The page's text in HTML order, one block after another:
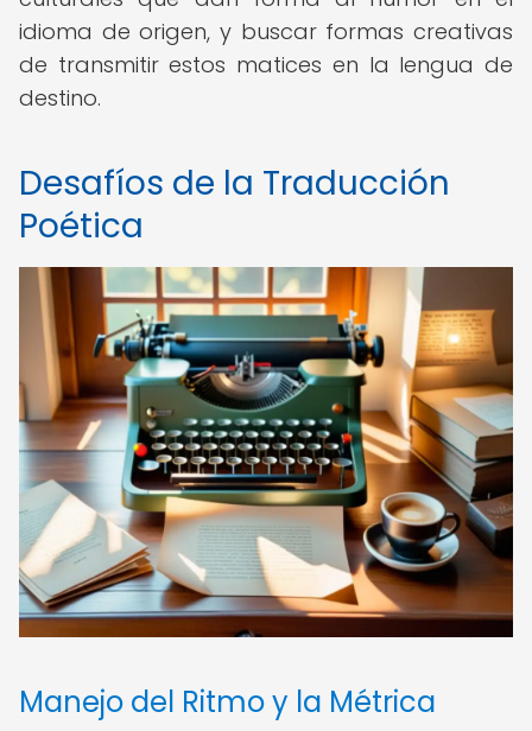
idioma de origen, y buscar formas creativas
de transmitir estos matices en la lengua de
destino.
Desafíos de la Traducción
Poética
Manejo del Ritmo y la Métrica